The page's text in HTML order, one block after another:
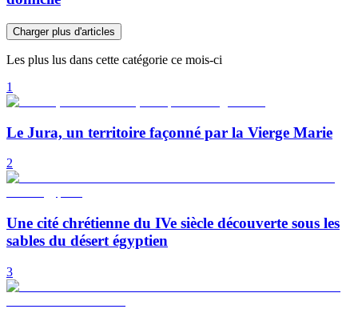
Charger plus d'articles
Les plus lus dans cette catégorie ce mois-ci
1
Le Jura, un territoire façonné par la Vierge Marie
2
Une cité chrétienne du IVe siècle découverte sous les
sables du désert égyptien
3